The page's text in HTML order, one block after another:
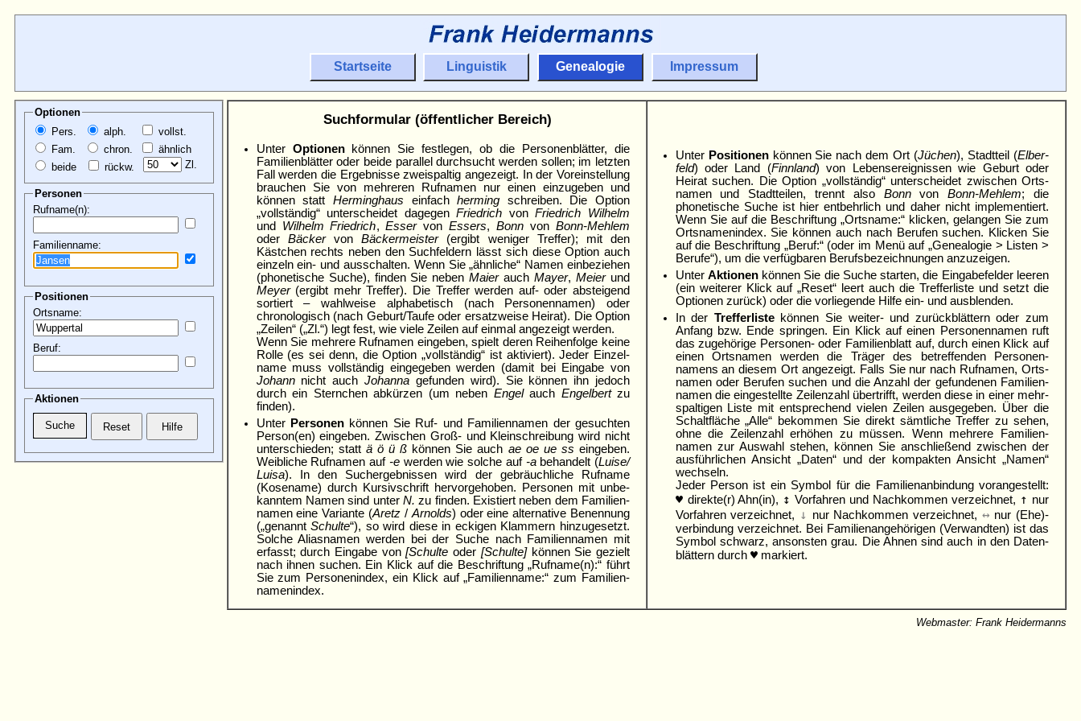
Startseite Linguistik Genealogie Impressum
Optionen
Pers.
Fam.
beide
alph.
chron.
rückw.
vollst.
ähnlich
Zl.
Personen
Rufname(n):
Familienname:
Positionen
Ortsname:
Beruf:
Aktionen
Suchformular (öffentlicher Bereich)
Unter Optionenkönnen Sie festlegen, ob die Personenblätter, die
Familien­blätter oder beide parallel durch­sucht werden sollen; im letzten
Fall werden die Ergebnisse zweispaltig ange­zeigt. In der Vorein­stellung
brauchen Sie von mehreren Rufnamen nur einen einzu­geben und
können statt Herminghaus einfachherming schreiben. Die Option
„vollständig“ unterscheidet dagegenFried­rich vonFriedrich Wilhelm
und Wilhelm Friedrich,EsservonEssers,Bonn vonBonn-Mehlem
oder BäckervonBäcker­meister(ergibt weniger Treffer); mit den
Kästchen rechts neben den Suchfeldern lässt sich diese Option auch
einzeln ein- und ausschalten. Wenn Sie „ähnliche“ Namen einbeziehen
(phonetische Suche), finden Sie nebenMaierauchMayer,Meierund
Meyer(ergibt mehr Treffer). Die Treffer werden auf- oder absteigend
sortiert – wahl­weise alpha­betisch (nach Personennamen) oder
chronologisch (nach Geburt/Taufe oder ersatzweise Heirat). Die Option
„Zeilen“ („Zl.“) legt fest, wie viele Zeilen auf einmal angezeigt werden.
Wenn Sie mehrere Rufnamen eingeben, spielt deren Reihenfolge keine
Rolle (es sei denn, die Option „vollständig“ ist aktiviert). Jeder Einzel­
name muss vollständig eingegeben werden (damit bei Eingabe von
Johannnicht auchJohanna gefunden wird). Sie können ihn jedoch
durch ein Stern­chen abkürzen (um neben Engelauch Engelbertzu
finden).
Unter Personen können Sie Ruf- und Familiennamen der gesuchten
Person(en) eingeben. Zwischen Groß- und Klein­schreibung wird nicht
unterschieden; statt ä ö ü ß können Sie auch ae oe ue ss eingeben.
Weibliche Rufnamen auf -ewerden wie solche auf -abehan­delt (Luise/
Luisa). In den Suchergebnissen wird der gebräuchliche Rufname
(Kosename) durch Kursivschrift hervor­gehoben. Personen mit unbe­
kann­tem Namen sind unter N. zu finden. Existiert neben dem Familien­
namen eine Variante (Aretz / Arnolds) oder eine alter­native Benennung
(„genanntSchulte“), so wird diese in eckigen Klammern hinzugesetzt.
Solche Alias­namen werden bei der Suche nach Familien­namen mit
erfasst; durch Eingabe von[Schulte oder [Schulte]können Sie gezielt
nach ihnen suchen. Ein Klick auf die Beschriftung „Rufname(n):“ führt
Sie zum Personen­index, ein Klick auf „Familien­name:“ zum Familien­
namen­index.
Unter Positionenkönnen Sie nach dem Ort (Jüchen), Stadtteil (Elber­
feld) oder Land (Finnland) von Lebens­ereig­nissen wie Geburt oder
Heirat suchen. Die Option „voll­ständig“ unter­scheidet zwischen Orts­
namen und Stadt­teilen, trennt also BonnvonBonn-Mehlem; die
phonetische Suche ist hier entbehrlich und daher nicht imple­mentiert.
Wenn Sie auf die Be­schriftung „Orts­name:“ klicken, gelangen Sie zum
Orts­namen­index. Sie können auch nach Berufen suchen. Klicken Sie
auf die Beschrif­tung „Beruf:“ (oder im Menü auf „Genea­logie > Listen >
Berufe“), um die verfüg­baren Berufs­bezeich­nungen anzuzeigen.
Unter Aktionenkönnen Sie die Suche starten, die Eingabefelder leeren
(ein weiterer Klick auf „Reset“ leert auch die Trefferliste und setzt die
Optionen zurück) oder die vorliegende Hilfe ein- und ausblenden.
In der Trefferlistekönnen Sie weiter- und zurückblättern oder zum
Anfang bzw. Ende sprin­gen. Ein Klick auf einen Personen­namen ruft
das zugehörige Personen- oder Fami­lien­blatt auf, durch einen Klick auf
einen Ortsnamen werden die Träger des betreffenden Personen­
namens an diesem Ort angezeigt. Falls Sie nur nach Ruf­namen, Orts­
namen oder Berufen suchen und die Anzahl der gefundenen Familien­
namen die ein­gestellte Zeilen­zahl übertrifft, werden diese in einer mehr­
spaltigen Liste mit ent­sprechend vielen Zeilen aus­gegeben. Über die
Schaltfläche „Alle“ bekommen Sie direkt sämtliche Treffer zu sehen,
ohne die Zeilen­zahl erhöhen zu müssen. Wenn mehrere Familien­
namen zur Auswahl stehen, können Sie an­schließend zwischen der
ausführ­lichen Ansicht „Daten“ und der kom­pakten Ansicht „Namen“
wechseln.
Jeder Person ist ein Symbol für die Familienanbindung vorangestellt:
♥ direkte(r) Ahn(in), ↕ Vor­fahren und Nach­kommen verzeichnet, ↑ nur
Vorfahren verzeichnet, ↓ nur Nach­kommen verzeichnet, ↔ nur (Ehe)­
verbindung ver­zeichnet. Bei Familien­angehöri­gen (Ver­wandten) ist das
Symbol schwarz, ansonsten grau. Die Ahnen sind auch in den Daten­
blättern durch ♥markiert.
Webmaster: Frank Heidermanns